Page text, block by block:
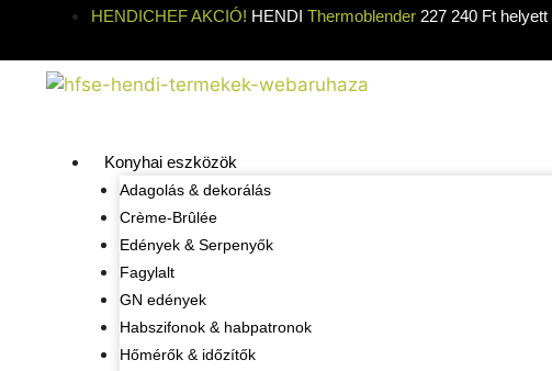
HENDICHEF AKCIÓ! HENDI Thermoblender 227 240 Ft helyett
Konyhai eszközök
Adagolás & dekorálás
Crème-Brûlée
Edények & Serpenyők
Fagylalt
GN edények
Habszifonok & habpatronok
Hőmérők & időzítők